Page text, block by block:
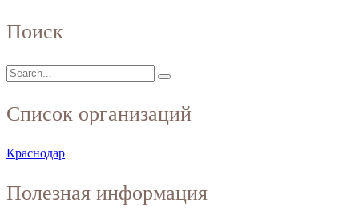
Поиск
Список организаций
Краснодар
Полезная информация